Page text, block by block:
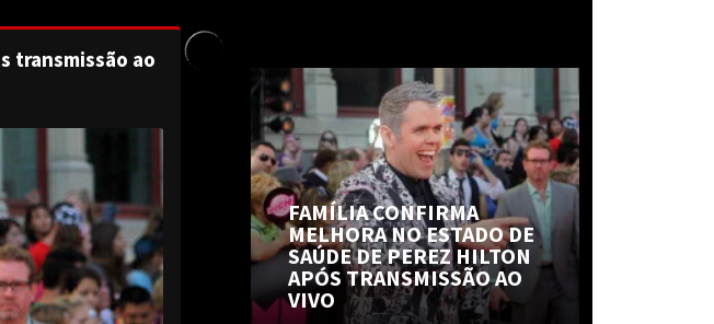
transmissão ao
FAMÍLIA CONFIRMA
MELHORA NO ESTADO DE
SAÚDE DE PEREZ HILTON
APÓS TRANSMISSÃO AO
VIVO